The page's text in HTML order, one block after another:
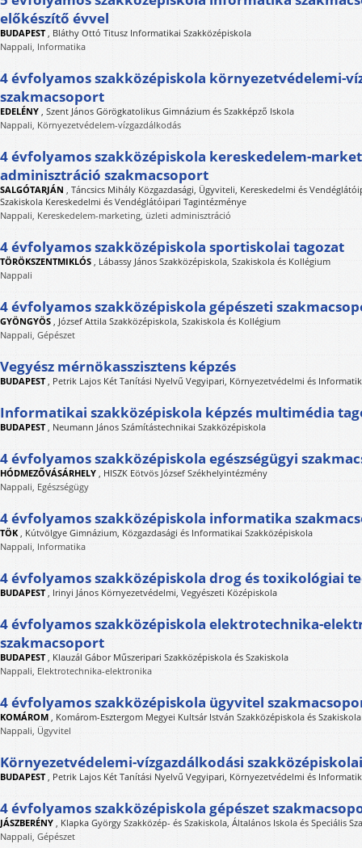
előkészítő évvel
BUDAPEST, Bláthy Ottó Titusz Informatikai Szakközépiskola
Nappali, Informatika
4 évfolyamos szakközépiskola környezetvédelemi-
szakmacsoport
EDELÉNY , Szent János Görögkatolikus Gimnázium és Szakképző Iskola
Nappali, Környezetvédelem-vízgazdálkodás
4 évfolyamos szakközépiskola kereskedelem-
adminisztráció szakmacsoport
SALGÓTARJÁN , Táncsics Mihály Közgazdasági, Ügyviteli, Kereskedelmi és
Szakiskola Kereskedelmi és Vendéglátóipari Tagintézménye
Nappali, Kereskedelem-marketing, üzleti adminisztráció
4 évfolyamos szakközépiskola sportiskolai tagozat
TÖRÖKSZENTMIKLÓS , Lábassy János Szakközépiskola, Szakiskola és Kollégium
Nappali
4 évfolyamos szakközépiskola gépészeti
GYÖNGYÖS , József Attila Szakközépiskola, Szakiskola és Kollégium
Nappali, Gépészet
Vegyész mérnökasszisztens képzés
BUDAPEST, Petrik Lajos Két Tanítási Nyelvű Vegyipari, Környezetvédelmi és
Informatikai szakközépiskola képzés multimédia
BUDAPEST, Neumann János Számítástechnikai Szakközépiskola
4 évfolyamos szakközépiskola egészségügyi
HÓDMEZŐVÁSÁRHELY , HISZK Eötvös József Székhelyintézmény
Nappali, Egészségügy
4 évfolyamos szakközépiskola informatika
TÖK , Kútvölgye Gimnázium, Közgazdasági és Informatikai Szakközépiskola
Nappali, Informatika
4 évfolyamos szakközépiskola drog és toxikológiai
BUDAPEST, Irinyi János Környezetvédelmi, Vegyészeti Középiskola
4 évfolyamos szakközépiskola elektrotechnika-
szakmacsoport
BUDAPEST, Klauzál Gábor Műszeripari Szakközépiskola és Szakiskola
Nappali, Elektrotechnika-elektronika
4 évfolyamos szakközépiskola ügyvitel
KOMÁROM , Komárom-Esztergom Megyei Kultsár István Szakközépiskola és Szakiskola
Nappali, Ügyvitel
Környezetvédelemi-vízgazdálkodási
BUDAPEST, Petrik Lajos Két Tanítási Nyelvű Vegyipari, Környezetvédelmi és
4 évfolyamos szakközépiskola gépészet
JÁSZBERÉNY , Klapka György Szakközép- és Szakiskola, Általános Iskola és Speciális
Nappali, Gépészet